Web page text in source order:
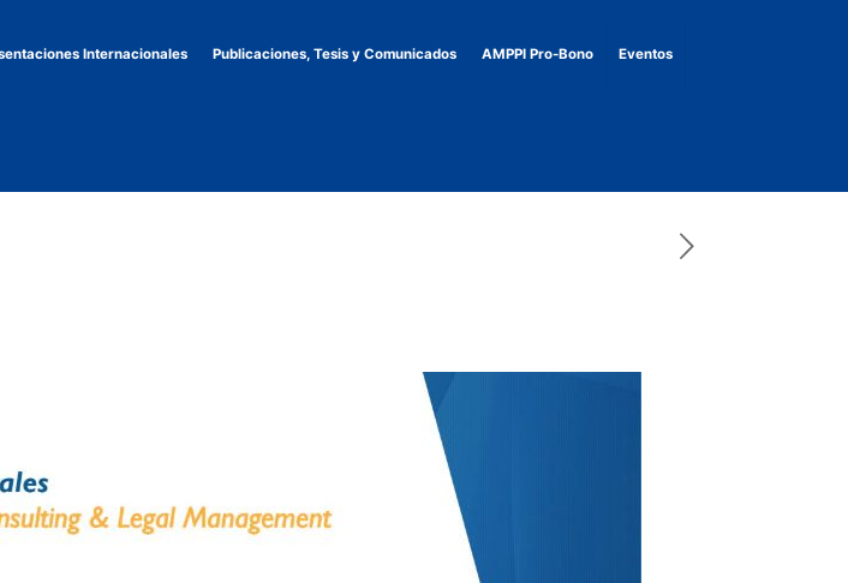
Internacionales Publicaciones, Tesis y Comunicados AMPPI Pro-Bono Eventos